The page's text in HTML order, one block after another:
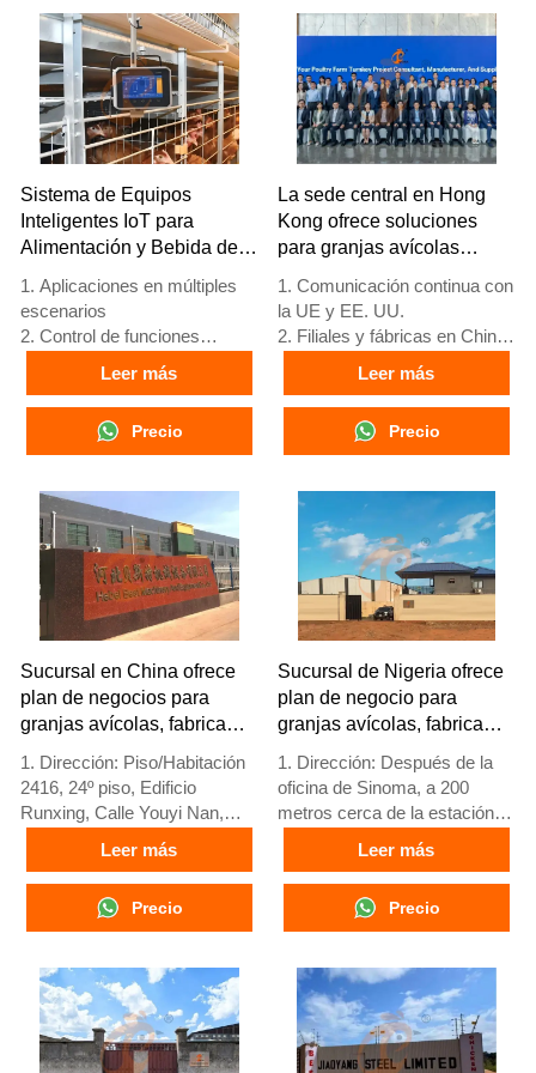
recepción/WhatsApp:
+8618830120193
Sistema de Equipos
Inteligentes IoT para
Alimentación y Bebida de
1. Aplicaciones en múltiples
escenarios
2. Control de funciones
3. Protección de alerta
temprana
4. Alto rendimiento de
escalabilidad
5. Número de
recepción/WhatsApp:
+8618830120193
Leer más
Precio
La sede central en Hong
Kong ofrece soluciones
para granjas avícolas
UE y fabrica equipos para
granjas avícolas
1. Comunicación continua con
la UE y EE. UU.
2. Filiales y fábricas en China,
Nigeria, Etiopía y Tanzania
3. La calidad de los productos
está personalizada para
granjas avícolas locales
4. Stock de jaulas avícolas y
equipos para granjas avícolas
a la venta
5. Recepción en línea 24
horas Whatsapp NO. :
+8618830120193，
contáctenos para obtener
información completa
Leer más
Precio
Sucursal en China ofrece
plan de negocios para
granjas avícolas, fabrica
avícolas
1. Dirección: Piso/Habitación
2416, 24º piso, Edificio
Runxing, Calle Youyi Nan,
Ciudad de Shijiazhuang,
Provincia de Hebei, China
2. Fábrica de equipos para
jaulas de aves y granjas
avícolas y stock disponible
para venta
3. Personalizado para granjas
avícolas locales
4. Calidad y diseño basados
en estándares europeos
Leer más
Precio
Sucursal de Nigeria ofrece
plan de negocio para
granjas avícolas, fabrica
avícolas
1. Dirección: Después de la
oficina de Sinoma, a 200
metros cerca de la estación
de servicio Danco, autopista
Lagos/Ibadan, estado de
Lagos, Nigeria
2. Fábrica de jaulas avícolas y
equipos para granjas avícolas
y stock a la venta
3. Personalizado para granjas
avícolas nigerianas
4. La calidad y el diseño están
basados en estándares
Leer más
Precio